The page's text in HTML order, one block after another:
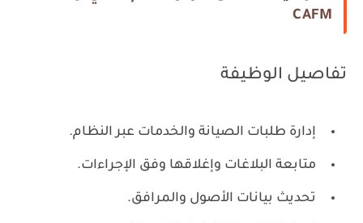
CAFM
تفاصيل الوظيفة
إدارة طلبات الصيانة والخدمات عبر النظام.
متابعة البلاغات وإغلاقها وفق الإجراءات.
تحديث بيانات الأصول والمرافق.